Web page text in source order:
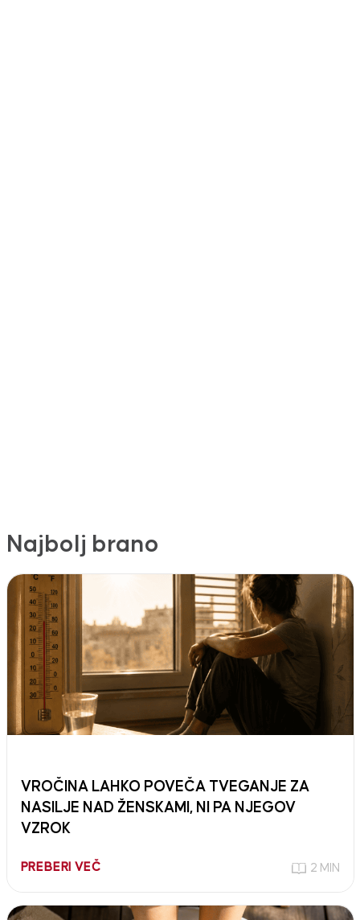
Najbolj brano
VROČINA LAHKO POVEČA TVEGANJE ZA
NASILJE NAD ŽENSKAMI, NI PA NJEGOV
VZROK
PREBERI VEČ 2 MIN